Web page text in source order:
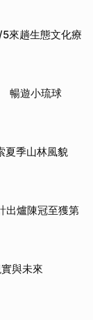
5來趟生態文化療
暢遊小琉球
夏季山林風貌
出爐陳冠至獲第
與未來